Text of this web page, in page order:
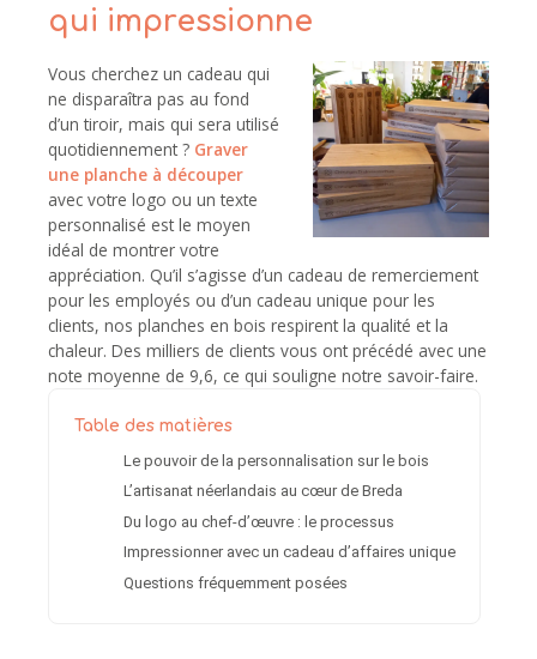
qui impressionne
Vous cherchez un cadeau qui
ne disparaîtra pas au fond
d’un tiroir, mais qui sera utilisé
quotidiennement ? Graver
une planche à découper
avec votre logo ou un texte
personnalisé est le moyen
idéal de montrer votre
appréciation. Qu’il s’agisse d’un cadeau de remerciement
pour les employés ou d’un cadeau unique pour les
clients, nos planches en bois respirent la qualité et la
chaleur. Des milliers de clients vous ont précédé avec une
note moyenne de 9,6, ce qui souligne notre savoir-faire.
Table des matières
Le pouvoir de la personnalisation sur le bois
L’artisanat néerlandais au cœur de Breda
Du logo au chef-d’œuvre : le processus
Impressionner avec un cadeau d’affaires unique
Questions fréquemment posées